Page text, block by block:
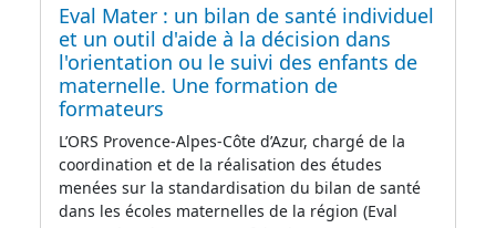
Eval Mater : un bilan de santé individuel
et un outil d'aide à la décision dans
l'orientation ou le suivi des enfants de
maternelle. Une formation de
formateurs
L’ORS Provence-Alpes-Côte d’Azur, chargé de la
coordination et de la réalisation des études
menées sur la standardisation du bilan de santé
dans les écoles maternelles de la région (Eval